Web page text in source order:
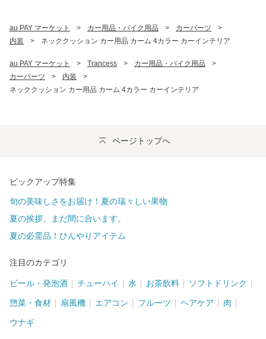
au PAY マーケット > カー用品・バイク用品 > カーパーツ
>
内装
> ネッククッション カー用品 カーム 4カラー カーインテリア
au PAY マーケット > Trancess > カー用品・バイク用品
>
カーパーツ
> 内装
>
ネッククッション カー用品 カーム 4カラー カーインテリア
ページトップへ
ピックアップ特集
旬の美味しさをお届け！夏の瑞々しい果物
夏の挨拶、まだ間に合います。
夏の必需品！ひんやりアイテム
注目のカテゴリ
ビール・発泡酒 チューハイ 水 お茶飲料 ソフトドリンク
惣菜・食材 扇風機 エアコン フルーツ ヘアケア 肉
ウナギ